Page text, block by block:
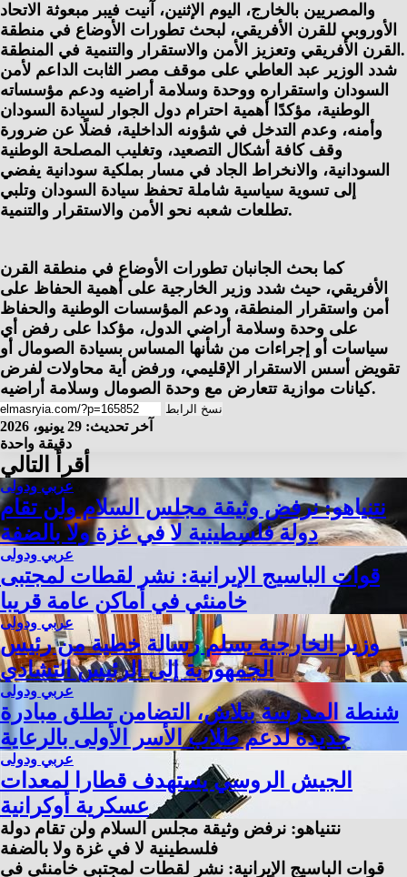
والمصريين بالخارج، اليوم الإثنين، آنيت فيبر مبعوثة الاتحاد
الأوروبي للقرن الأفريقي، لبحث تطورات الأوضاع في منطقة
القرن الأفريقي وتعزيز الأمن والاستقرار والتنمية في المنطقة.
شدد الوزير عبد العاطي على موقف مصر الثابت الداعم لأمن
السودان واستقراره ووحدة وسلامة أراضيه ودعم مؤسساته
الوطنية، مؤكدًا أهمية احترام دول الجوار لسيادة السودان
وأمنه، وعدم التدخل في شؤونه الداخلية، فضلًا عن ضرورة
وقف كافة أشكال التصعيد، وتغليب المصلحة الوطنية
السودانية، والانخراط الجاد في مسار بملكية سودانية يفضي
إلى تسوية سياسية شاملة تحفظ سيادة السودان وتلبي
تطلعات شعبه نحو الأمن والاستقرار والتنمية.
كما بحث الجانبان تطورات الأوضاع في منطقة القرن
الأفريقي، حيث شدد وزير الخارجية على أهمية الحفاظ على
أمن واستقرار المنطقة، ودعم المؤسسات الوطنية والحفاظ
على وحدة وسلامة أراضي الدول، مؤكدا على رفض أي
سياسات أو إجراءات من شأنها المساس بسيادة الصومال أو
تقويض أسس الاستقرار الإقليمي، ورفض أية محاولات لفرض
كيانات موازية تتعارض مع وحدة الصومال وسلامة أراضيه.
نسخ الرابط
آخر تحديث: 29 يونيو، 2026
دقيقة واحدة
أقرأ التالي
عربي ودولى
نتنياهو: نرفض وثيقة مجلس السلام ولن تقام
دولة فلسطينية لا في غزة ولا بالضفة
عربي ودولى
قوات الباسيج الإيرانية: نشر لقطات لمجتبى
خامنئي في أماكن عامة قريبا
عربي ودولى
وزير الخارجية يسلم رسالة خطية من رئيس
الجمهورية إلى الرئيس التشادي
عربي ودولى
شنطة المدرسة ببلاش، التضامن تطلق مبادرة
جديدة لدعم طلاب الأسر الأولى بالرعاية
عربي ودولى
الجيش الروسي يستهدف قطارا لمعدات
عسكرية أوكرانية
نتنياهو: نرفض وثيقة مجلس السلام ولن تقام دولة
فلسطينية لا في غزة ولا بالضفة
قوات الباسيج الإيرانية: نشر لقطات لمجتبى خامنئي في